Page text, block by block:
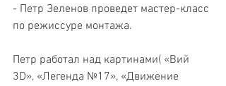
- Петр Зеленов проведет мастер-класс
по режиссуре монтажа.
Петр работал над картинами( «Вий
3D», «Легенда №17», «Движение